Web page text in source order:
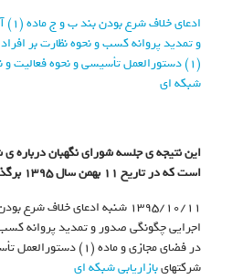
و تمدید پروانه کسب و نحوه نظارت بر
(۱) دستورالعمل تأسیسی و نحوه فعالیت و
شبکه ای
این نتیجه ی جلسه شورای نگهبان درباره
است که در تاریخ ۱۱ بهمن سال ۱۳۹۵ برگذار شده :
۱۳۹۵/۱۰/۱۱ شنبه
اجرایی چگونگی صدور و تمدید پروانه
در فضای مجازی و ماده
شرکتهایبازاریابی شبکه ای